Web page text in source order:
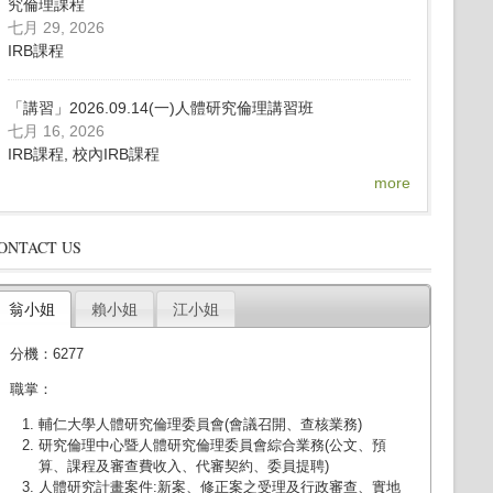
究倫理課程
七月 29, 2026
IRB課程
「講習」2026.09.14(一)人體研究倫理講習班
七月 16, 2026
IRB課程, 校內IRB課程
more
US
翁小姐 賴小姐 江小姐
分機：6277
職掌：
輔仁大學人體研究倫理委員會(會議召開、查核業務)
研究倫理中心暨人體研究倫理委員會綜合業務(公文、預
算、課程及審查費收入、代審契約、委員提聘)
人體研究計畫案件:新案、修正案之受理及行政審查、實地